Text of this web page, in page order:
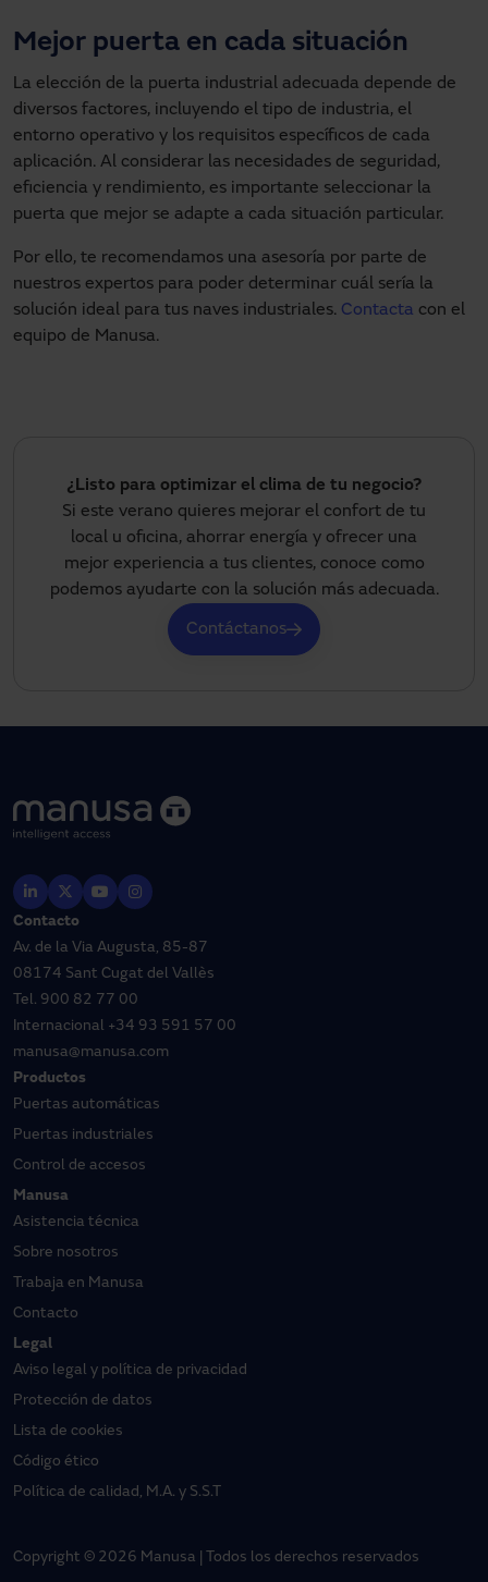
Mejor puerta en cada situación
La elección de la puerta industrial adecuada depende de
diversos factores, incluyendo el tipo de industria, el
entorno operativo y los requisitos específicos de cada
aplicación. Al considerar las necesidades de seguridad,
eficiencia y rendimiento, es importante seleccionar la
puerta que mejor se adapte a cada situación particular.
Por ello, te recomendamos una asesoría por parte de
nuestros expertos para poder determinar cuál sería la
solución ideal para tus naves industriales. Contacta con el
equipo de Manusa.
¿Listo para optimizar el clima de tu negocio?
Si este verano quieres mejorar el confort de tu
local u oficina, ahorrar energía y ofrecer una
mejor experiencia a tus clientes, conoce como
podemos ayudarte con la solución más adecuada.
Contáctanos
Contacto
Av. de la Via Augusta, 85-87
08174 Sant Cugat del Vallès
Tel. 900 82 77 00
Internacional +34 93 591 57 00
manusa@manusa.com
Productos
Puertas automáticas
Puertas industriales
Control de accesos
Manusa
Asistencia técnica
Sobre nosotros
Trabaja en Manusa
Contacto
Legal
Aviso legal y política de privacidad
Protección de datos
Lista de cookies
Código ético
Política de calidad, M.A. y S.S.T
Copyright © 2026 Manusa | Todos los derechos reservados